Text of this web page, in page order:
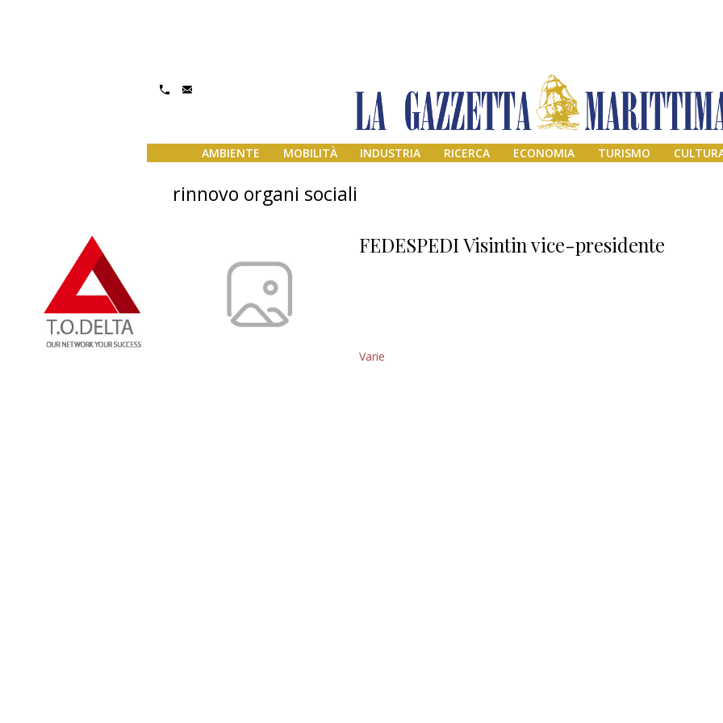
AMBIENTE MOBILITÀ INDUSTRIA RICERCA ECONOMIA TURISMO
rinnovo organi sociali
FEDESPEDI Visintin vice-presidente
Varie